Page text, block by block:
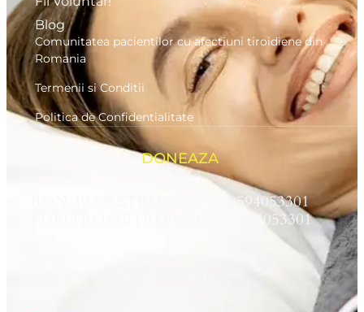
Blog
Comunitatea pacientilor cu afectiuni tiroidiene din
Romania
Termenii si Conditii
Politica de Confidentialitate
DONEAZA
RON RO95BTRLRONCRT0594053301
EURO RO45BTRLEURCRT0594053301